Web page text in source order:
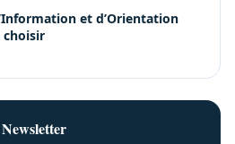
et d’Orientation
choisir
Newsletter